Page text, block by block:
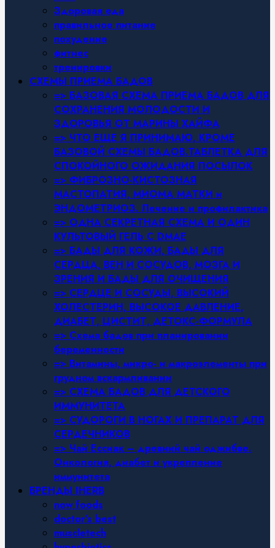
Здоровая еда
правильное питание
похудение
фитнес
тренировки
СХЕМЫ ПРИЕМА БАДОВ
=> БАЗОВАЯ СХЕМА ПРИЕМА БАДОВ ДЛЯ
СОХРАНЕНИЯ МОЛОДОСТИ И
ЗДОРОВЬЯ ОТ МАРИНЫ ХАЙФА
=> ЧТО ЕЩЕ Я ПРИНИМАЮ, КРОМЕ
БАЗОВОЙ СХЕМЫ БАДОВ.ТАБЛЕТКА ДЛЯ
СПОКОЙНОГО ОЖИДАНИЯ ПОСЫЛОК
=> ФИБРОЗНО-КИСТОЗНАЯ
МАСТОПАТИЯ, МИОМА МАТКИ и
ЭНДОМЕТРИОЗ. Лечение и профилактика
=> ОДНА СЕКРЕТНАЯ СХЕМА И ОДИН
КУЛЬТОВЫЙ ГЕЛЬ С DMAE
=> БАДЫ ДЛЯ КОЖИ, БАДЫ ДЛЯ
СЕРДЦА, ВЕН И СОСУДОВ, МОЗГА И
ЗРЕНИЯ И БАДЫ ДЛЯ ОЧИЩЕНИЯ
=> СЕРДЦЕ И СОСУДЫ, ВЫСОКИЙ
ХОЛЕСТЕРИН, ВЫСОКОЕ ДАВЛЕНИЕ,
ДИАБЕТ, ЦИСТИТ, ДЕТОКС-ФОРМУЛА
=> Схема бадов при планировании
беременности
=> Витамины, микро- и макроэлементы при
грудном вскармливании
=> СХЕМА БАДОВ ДЛЯ ДЕТСКОГО
ИММУНИТЕТА
=> СУДОРОГИ В НОГАХ И ПРЕПАРАТ ДЛЯ
СЕРДЕЧНИКОВ
=> Чай Ессиак – древний чай оджибве.
Онкология, диабет и укрепление
иммунитета
БРЕНДЫ IHERB
now foods
doctor’s best
muscletech